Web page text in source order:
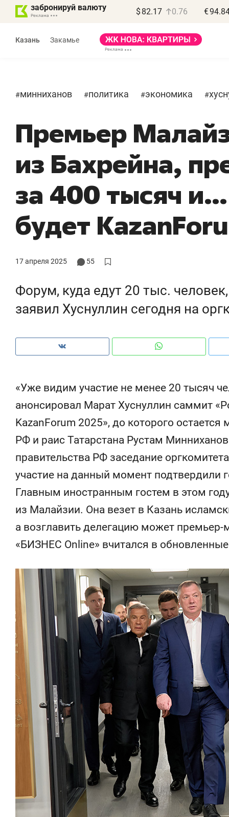
забронируй валюту $ 82.17 0.76 €
Казань Закамье
#минниханов #политика #экономика #
Премьер
из Бахрейна,
за 400 тысяч
будет
17 апреля 2025 55
Форум, куда едут 20 тыс.
заявил Хуснуллин сегодня на
«Уже видим участие не менее 20 тысяч
анонсировал Марат Хуснуллин саммит
KazanForum 2025», до которого
РФ и раис Татарстана Рустам
правительства РФ заседание
участие на данный момент подтвердили
Главным иностранным гостем в этом
из Малайзии. Она везет в Казань
а возглавить делегацию может
«БИЗНЕС Online» вчитался в
Василь Мазитов
МАРТ
«Не зная местных
правил, бизнес может
потерять минимум
Как бизнесу выйти на зарубежные
создают оазис жилого
комфорта под Казанью
ID вместо